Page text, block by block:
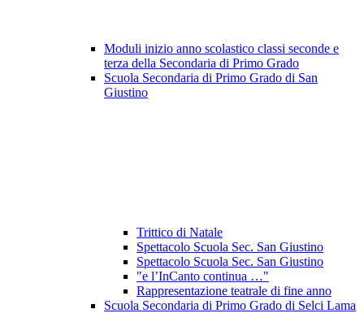
Moduli inizio anno scolastico classi seconde e
terza della Secondaria di Primo Grado
Scuola Secondaria di Primo Grado di San
Giustino
Trittico di Natale
Spettacolo Scuola Sec. San Giustino
Spettacolo Scuola Sec. San Giustino
"e l’InCanto continua …"
Rappresentazione teatrale di fine anno
Scuola Secondaria di Primo Grado di Selci Lama